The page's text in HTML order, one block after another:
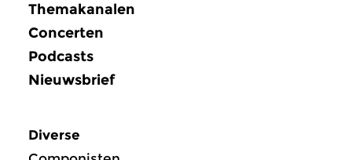
Themakanalen
Concerten
Podcasts
Nieuwsbrief
Diverse